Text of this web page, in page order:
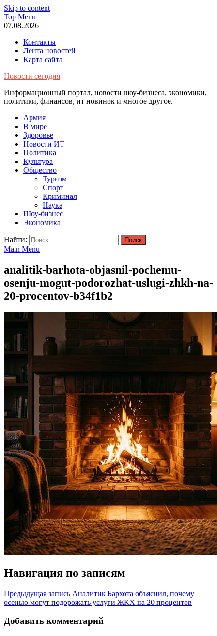
Skip to content
Top Menu
07.08.2026
Контакты
Лента новостей
Карта сайта
Новости сегодня
Информационный портал, новости шоу-бизнеса, экономики,
политики, финансов, ит новинок и многое другое.
Армия
В мире
Здоровье
Новости ИТ
Политика
Культура
Общество
Туризм
Спорт
Криминал
Наука
Шоу-бизнес
Экономика
Найти:
Main Menu
analitik-barhota-objasnil-pochemu-
osenju-mogut-podorozhat-uslugi-zhkh-na-
20-procentov-b34f1b2
Навигация по записям
Предыдущая запись Аналитик Бархота объяснил, почему
осенью могут подорожать услуги ЖКХ на 20 процентов
Добавить комментарий